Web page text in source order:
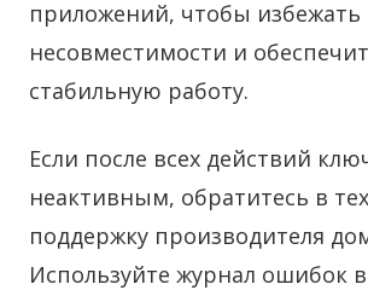
приложений, чтобы избежать
несовместимости и
стабильную работу.
Если после всех действий
неактивным, обратитесь в
поддержку производителя
Используйте журнал ошибок в